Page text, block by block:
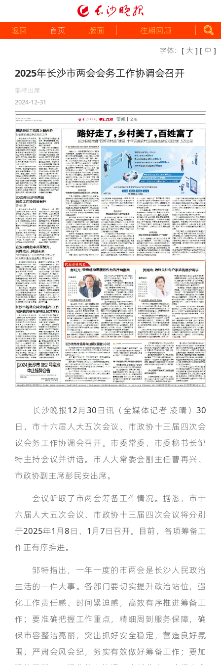
返回 首页 版面 往期回顾
字体： [ 大 ] [ 中 ]
2025年长沙市两会会务工作协调会召开
邹特出席
2024-12-31
长沙晚报12月30日讯（全媒体记者 凌晴）30
日，市十六届人大五次会议、市政协十三届四次会
议会务工作协调会召开。市委常委、市委秘书长邹
特主持会议并讲话。市人大常委会副主任曹再兴、
市政协副主席彭民安出席。
会议听取了市两会筹备工作情况。据悉，市十
六届人大五次会议、市政协十三届四次会议将分别
于2025年1月8日、1月7日召开。目前，各项筹备工
作正有序推进。
邹特指出，一年一度的市两会是长沙人民政治
生活的一件大事。各部门要切实提升政治站位，强
化工作责任感、时间紧迫感，高效有序推进筹备工
作；要准确把握工作重点，精细周到服务保障，确
保市容整洁亮丽，突出抓好安全稳定，营造良好氛
围，严肃会风会纪，务实有效做好筹备工作；要加